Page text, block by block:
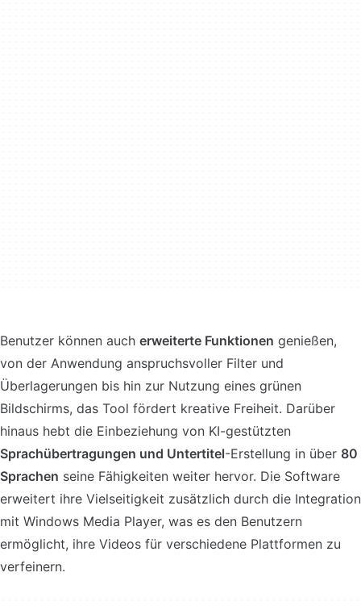
Benutzer können auch erweiterte Funktionen genießen,
von der Anwendung anspruchsvoller Filter und
Überlagerungen bis hin zur Nutzung eines grünen
Bildschirms, das Tool fördert kreative Freiheit. Darüber
hinaus hebt die Einbeziehung von KI-gestützten
Sprachübertragungen und Untertitel-Erstellung in über 80
Sprachen seine Fähigkeiten weiter hervor. Die Software
erweitert ihre Vielseitigkeit zusätzlich durch die Integration
mit Windows Media Player, was es den Benutzern
ermöglicht, ihre Videos für verschiedene Plattformen zu
verfeinern.